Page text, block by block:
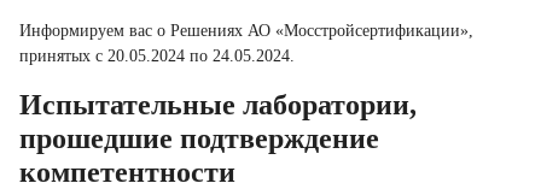
Информируем вас о Решениях АО «Мосстройсертификации»,
принятых с 20.05.2024 по 24.05.2024.
Испытательные лаборатории,
прошедшие подтверждение
компетентности